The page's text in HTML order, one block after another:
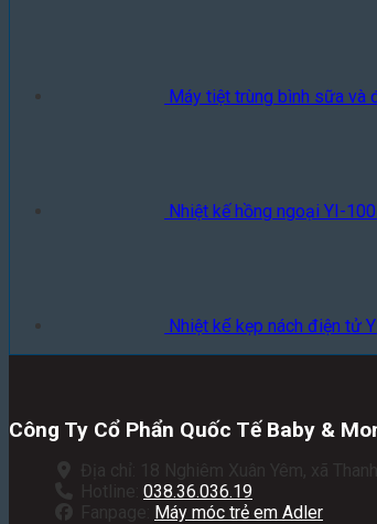
Máy tiệt trùng bình sữa và
Nhiệt kế hồng ngoại YI-100
Nhiệt kế kẹp nách điện tử
Công Ty Cổ Phẩn Quốc Tế Baby &
Địa chỉ: 18 Nghiêm Xuân Yêm, xã
Hotline: 038.36.036.19
Fanpage: Máy móc trẻ em Adler